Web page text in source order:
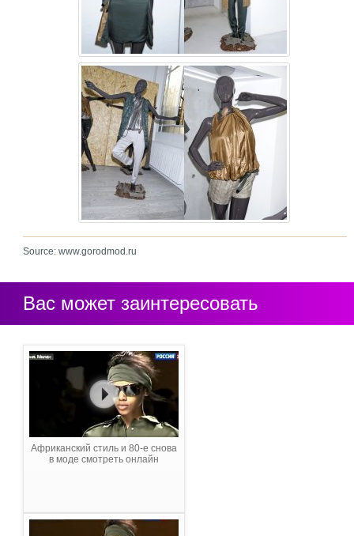
Source: www.gorodmod.ru
Вас может заинтересовать
Африканский стиль и 80-е снова
в моде смотреть онлайн